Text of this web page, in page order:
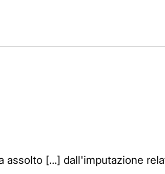
assolto [...] dall'imputazione